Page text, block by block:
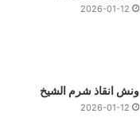
2026-01-12
ونش انقاذ شرم الشيخ
2026-01-12